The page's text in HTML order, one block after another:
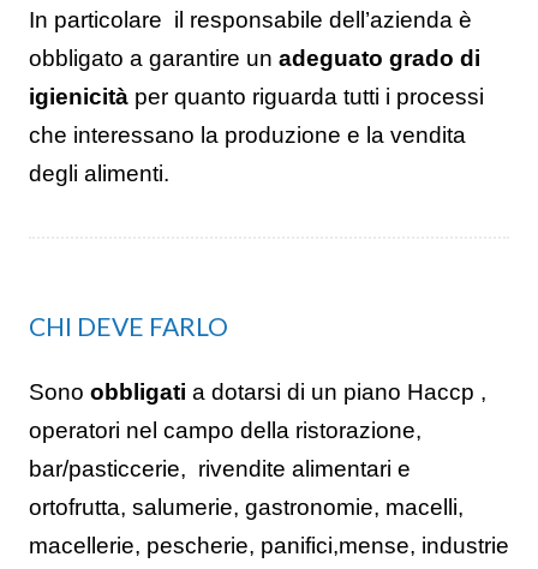
In particolare il responsabile dell’azienda è
obbligato a garantire un adeguato grado di
igienicità per quanto riguarda tutti i processi
che interessano la produzione e la vendita
degli alimenti.
CHI DEVE FARLO
Sono obbligati a dotarsi di un piano Haccp ,
operatori nel campo della ristorazione,
bar/pasticcerie, rivendite alimentari e
ortofrutta, salumerie, gastronomie, macelli,
macellerie, pescherie, panifici,mense, industrie